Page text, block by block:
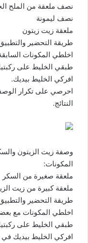
نصف ملعقة من الملح
نصف ليمونة
ملعقة زيت زيتون
طريقة التحضير
اخلطي المكونات
طبقي الخليط على ركبتيك
افركي الخليط بيديك.
احرصي على تكرار
النتائج.
وصفة زيت الزيتون
المكونات:
ملعقة صغيرة من السكر
ملعقة كبيرة من زيت
طريقة التحضير
اخلطي المكونات مع
طبقي الخليط على
افركي الخليط بيديك في